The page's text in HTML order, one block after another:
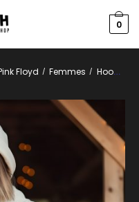
0
Floyd / Femmes / Hoodies